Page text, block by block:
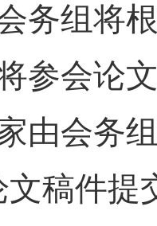
务组将
参会论
由会务
件提